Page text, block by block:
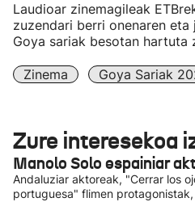
Laudioar zinemagileak
zuzendari berri onenaren
Goya sariak besotan hartuta
Zinema Goya Sariak
Zure interesekoa
Manolo Solo espainiar
Andaluziar aktoreak, "Cerrar los
portuguesa" flimen